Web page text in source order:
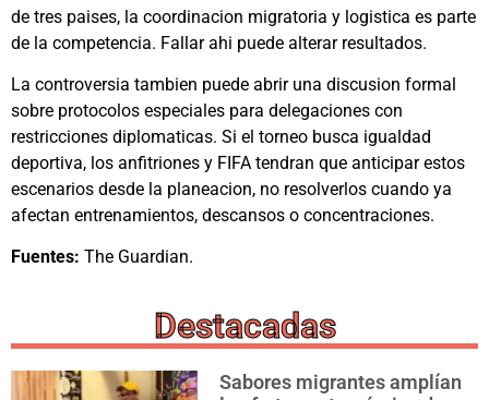
de tres paises, la coordinacion migratoria y logistica es parte
de la competencia. Fallar ahi puede alterar resultados.
La controversia tambien puede abrir una discusion formal
sobre protocolos especiales para delegaciones con
restricciones diplomaticas. Si el torneo busca igualdad
deportiva, los anfitriones y FIFA tendran que anticipar estos
escenarios desde la planeacion, no resolverlos cuando ya
afectan entrenamientos, descansos o concentraciones.
Fuentes: The Guardian.
Destacadas
Sabores migrantes amplían